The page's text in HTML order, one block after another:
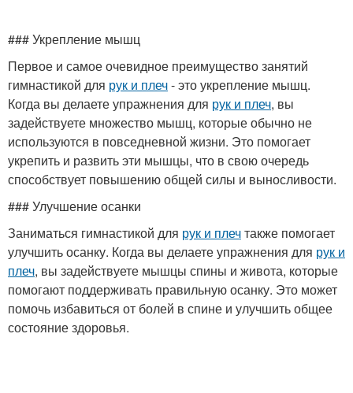
### Укрепление мышц
Первое и самое очевидное преимущество занятий
гимнастикой для рук и плеч- это укрепление мышц.
Когда вы делаете упражнения для рук и плеч, вы
задействуете множество мышц, которые обычно не
используются в повседневной жизни. Это помогает
укрепить и развить эти мышцы, что в свою очередь
способствует повышению общей силы и выносливости.
### Улучшение осанки
Заниматься гимнастикой для рук и плечтакже помогает
улучшить осанку. Когда вы делаете упражнения для рук и
плеч, вы задействуете мышцы спины и живота, которые
помогают поддерживать правильную осанку. Это может
помочь избавиться от болей в спине и улучшить общее
состояние здоровья.